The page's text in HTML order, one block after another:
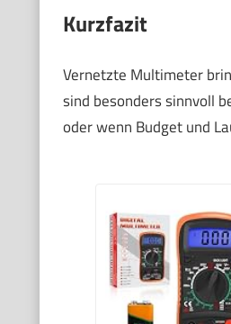
Kurzfazit
Vernetzte Multimeter
sind besonders sinnvoll
oder wenn Budget und